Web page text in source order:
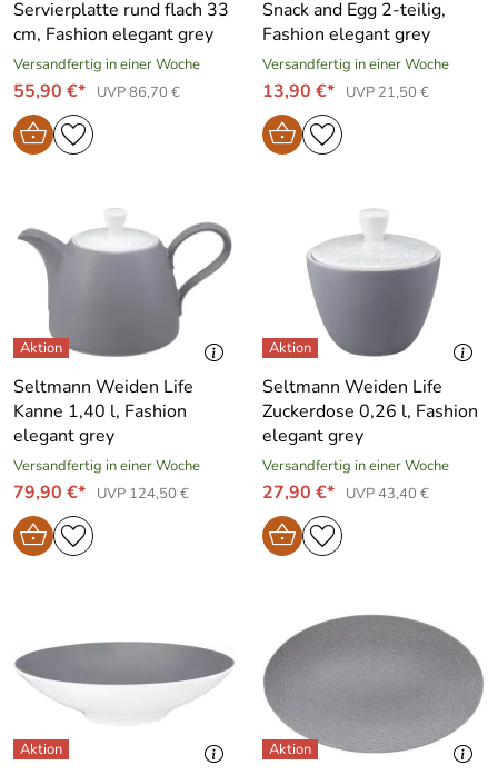
Servierplatte rund flach 33
cm, Fashion elegant grey
Versandfertig in einer Woche
55,90 €* UVP 86,70 €
Snack and Egg 2-teilig,
Fashion elegant grey
Versandfertig in einer Woche
13,90 €* UVP 21,50 €
Seltmann Weiden Life
Kanne 1,40 l, Fashion
elegant grey
Versandfertig in einer Woche
79,90 €* UVP 124,50 €
Seltmann Weiden Life
Zuckerdose 0,26 l, Fashion
elegant grey
Versandfertig in einer Woche
27,90 €* UVP 43,40 €